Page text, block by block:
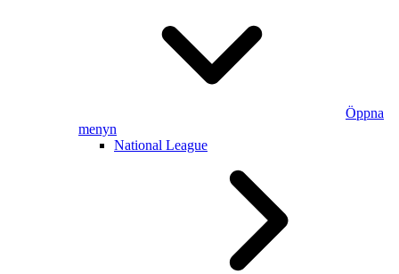
Öppna
menyn
National League